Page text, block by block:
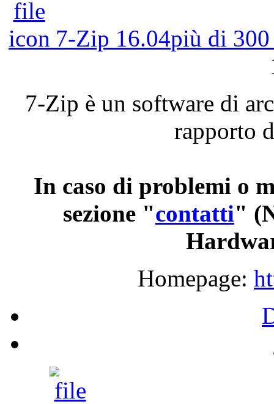
7-Zip 16.04più di
7-Zip è un software di
rapporto
In caso di problemi o
sezione "contatti"
Homepage: